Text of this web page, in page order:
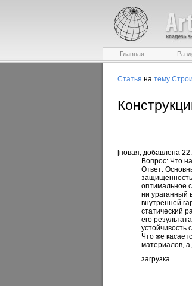
Главная
Статья на тему
[новая, добавлена
Вопрос: Что
Ответ:
защищенность
оптимальное
ни ураганный
внутренней
статический
его
устойчивость
Что же
материалов,
загрузка...